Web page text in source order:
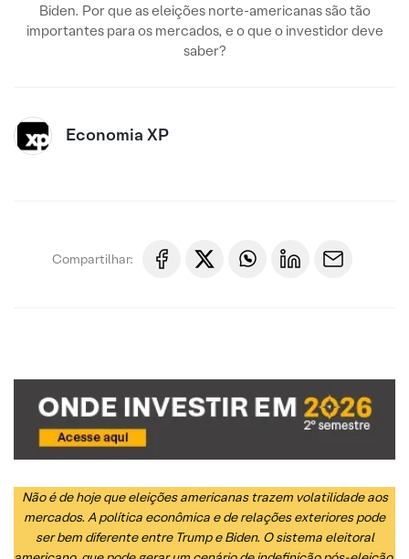
Biden. Por que as eleições norte-americanas são tão
importantes para os mercados, e o que o investidor deve
saber?
Economia XP
Compartilhar:
Não é de hoje que eleições americanas trazem volatilidade aos
mercados. A política econômica e de relações exteriores pode
ser bem diferente entre Trump e Biden. O sistema eleitoral